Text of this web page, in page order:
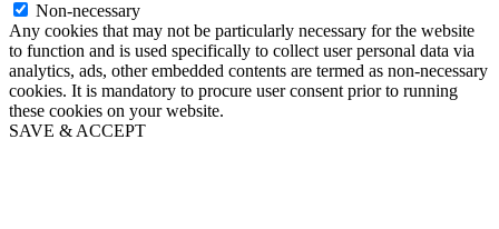
Non-necessary
Any cookies that may not be particularly necessary for the website
to function and is used specifically to collect user personal data via
analytics, ads, other embedded contents are termed as non-necessary
cookies. It is mandatory to procure user consent prior to running
these cookies on your website.
SAVE & ACCEPT